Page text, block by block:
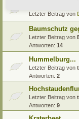
Letzter Beitrag von
Baumschutz
Letzter Beitrag von
Antworten: 14
Hummelburg...
Letzter Beitrag von
Antworten: 2
Letzter Beitrag von
Antworten: 9